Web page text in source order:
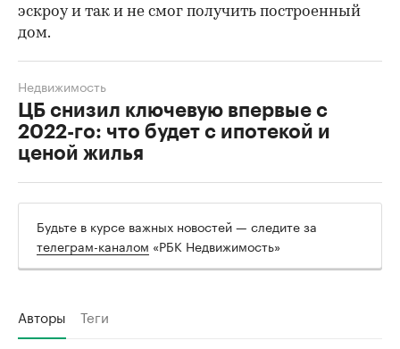
эскроу и так и не смог получить построенный
дом.
ЦБ снизил ключевую впервые с
2022-го: что будет с ипотекой и
ценой жилья
Недвижимость
Будьте в курсе важных новостей — следите за
телеграм-каналом «РБК Недвижимость»
Авторы Теги